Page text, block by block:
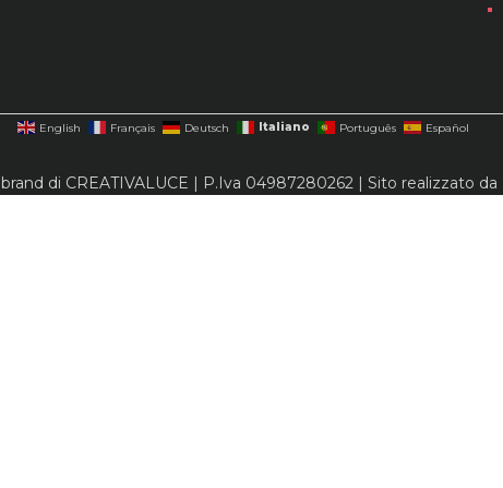
English Français Deutsch Italiano Português Español
di CREATIVALUCE | P.Iva 04987280262 | Sito realizzato da